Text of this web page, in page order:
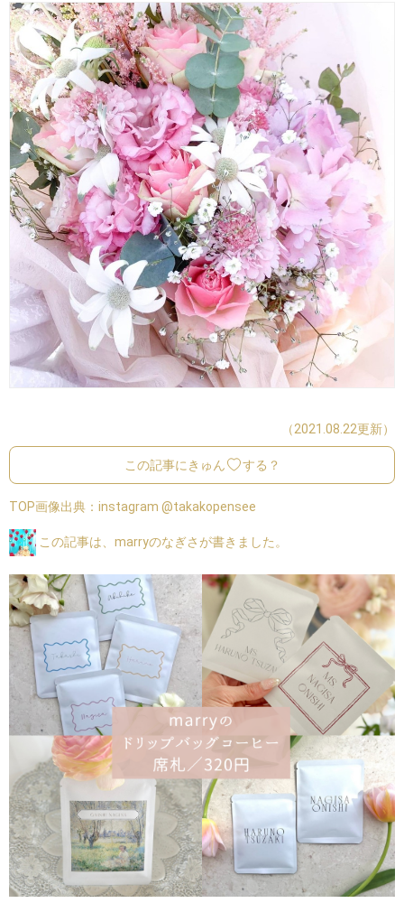
（2021.08.22更新）
この記事にきゅん する？
TOP画像出典： instagram @takakopensee
この記事は、marryのなぎさが書きました。